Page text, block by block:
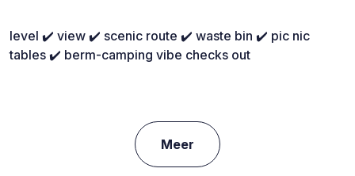
level ✔️ view ✔️ scenic route ✔️ waste bin ✔️ pic nic
tables ✔️ berm-camping vibe checks out
Meer